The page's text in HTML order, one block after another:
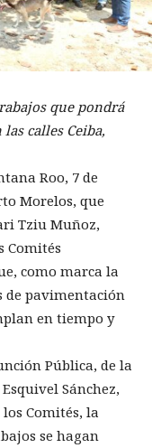
que pondrá
calles Ceiba,
Roo, 7 de
Morelos, que
Tziu Muñoz,
Comités
como marca la
de pavimentación
en tiempo y
Pública, de la
Sánchez,
Comités, la
se hagan